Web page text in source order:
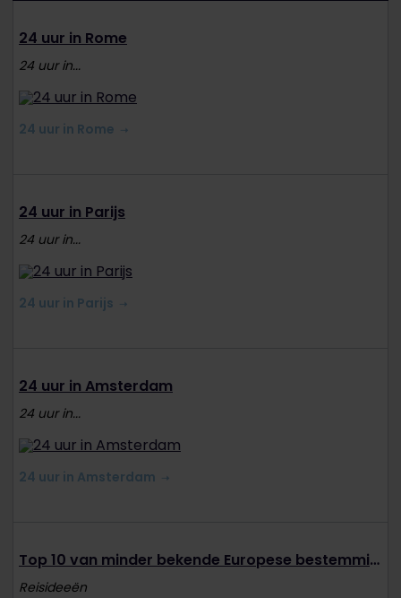
24 uur in Rome
24 uur in...
24 uur in Rome
24 uur in Parijs
24 uur in...
24 uur in Parijs
24 uur in Amsterdam
24 uur in...
24 uur in Amsterdam
Top 10 van minder bekende Europese bestemmingen
Reisideeën